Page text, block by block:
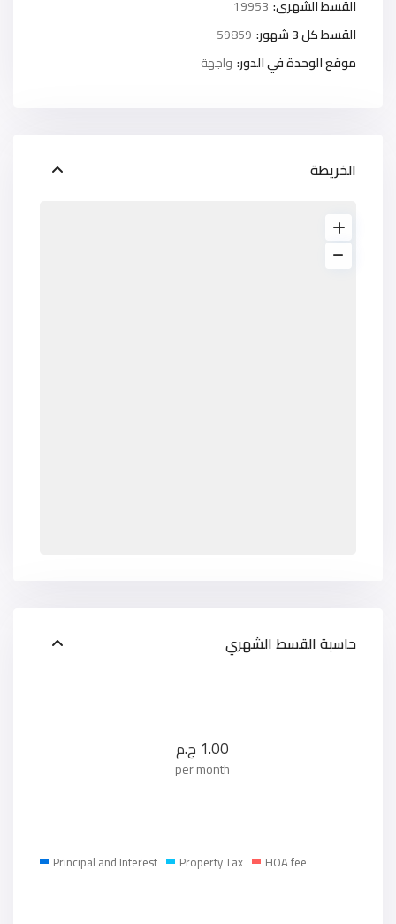
القسط الشهرى: 19953
القسط كل 3 شهور:
59859
موقع الوحدة في الدور: واجهة
الخريطة
حاسبة القسط الشهري
1.00 ج.م
per month
Principal and Interest Property Tax HOA fee